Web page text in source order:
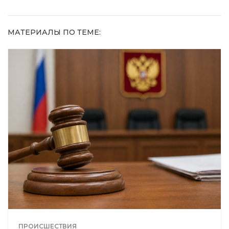
МАТЕРИАЛЫ ПО ТЕМЕ:
ПРОИСШЕСТВИЯ